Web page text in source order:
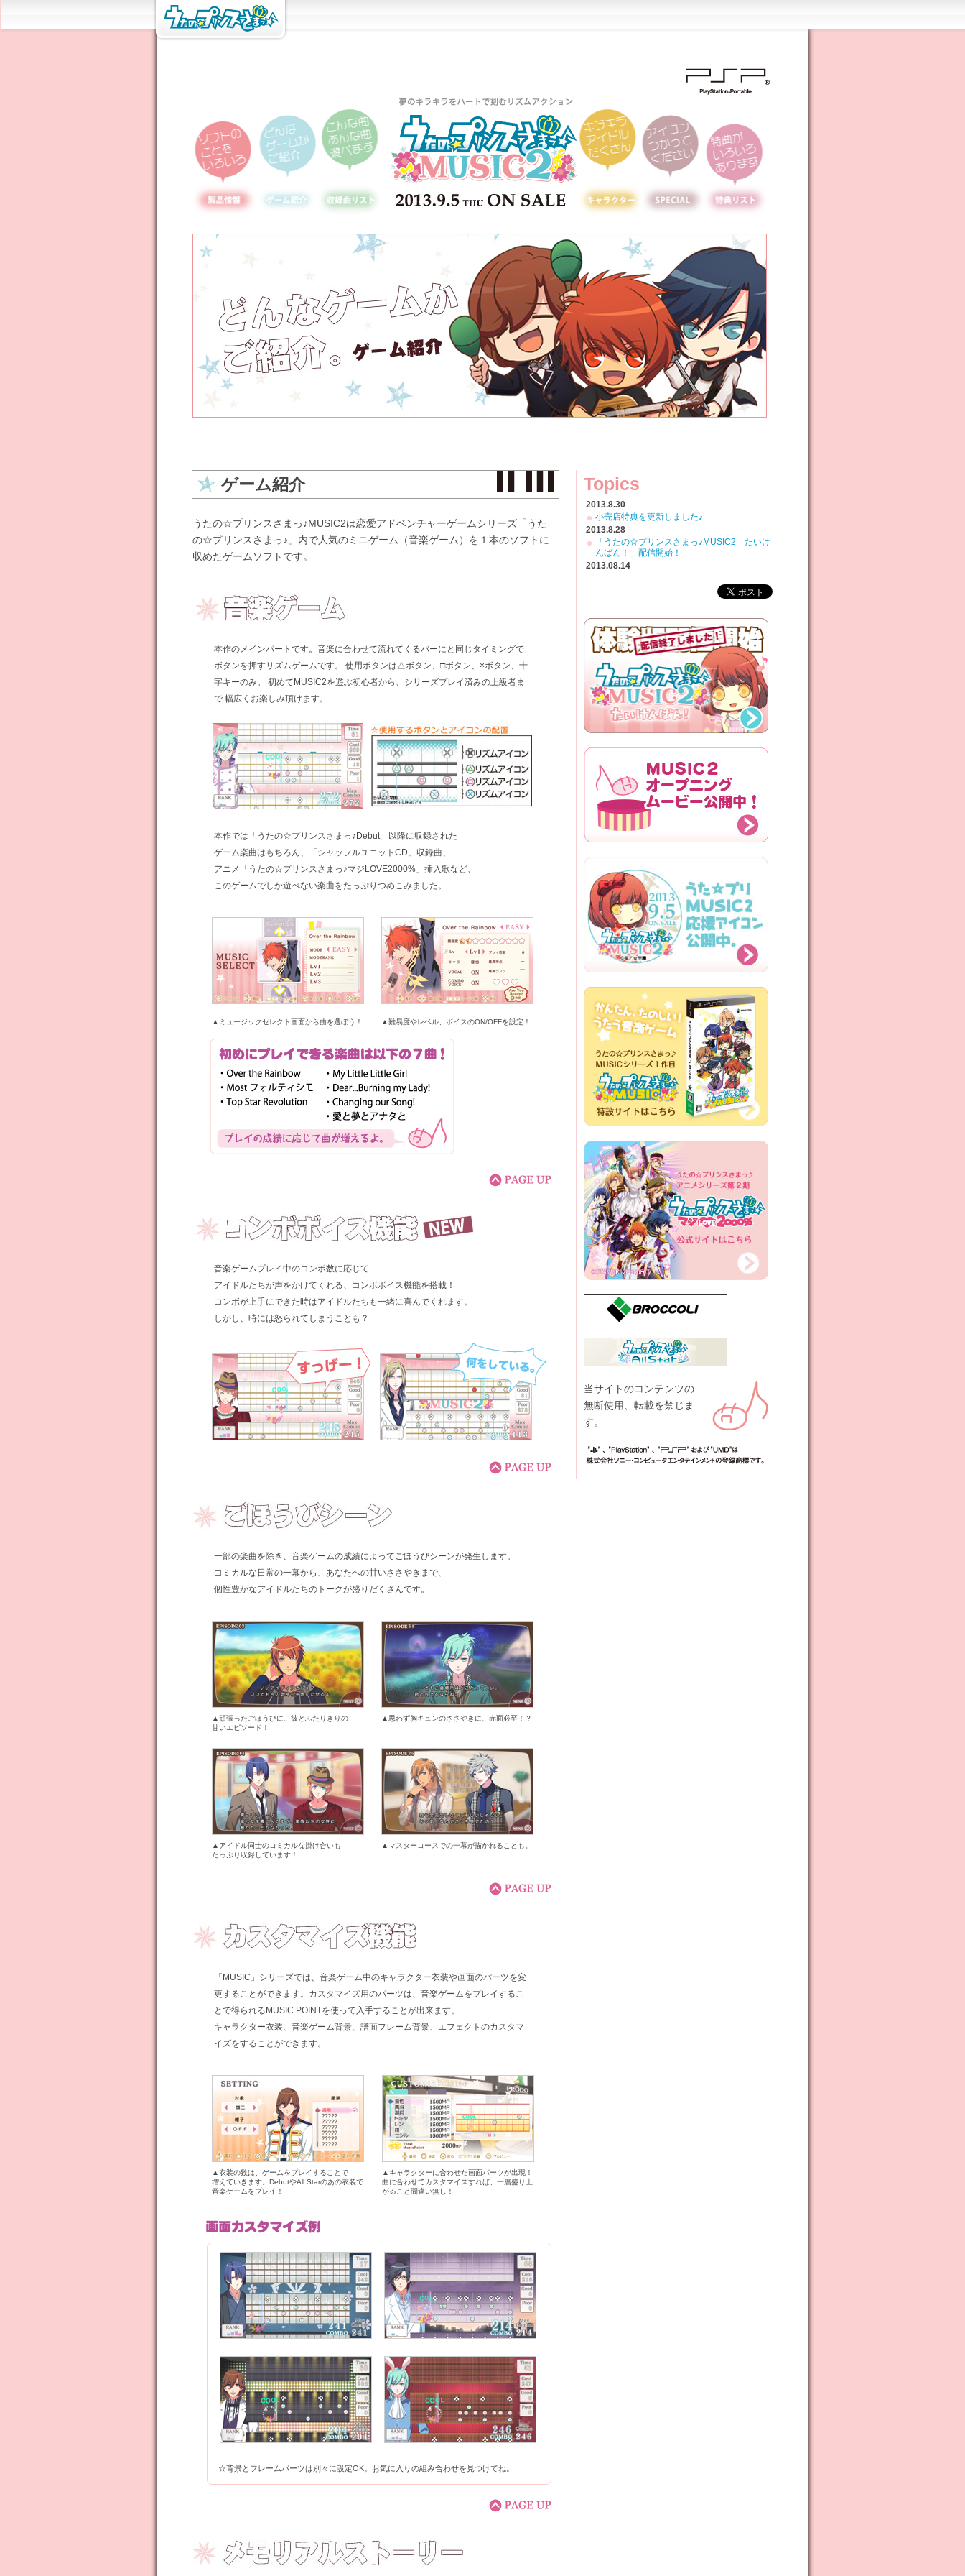
ゲーム紹介
うたの☆プリンスさまっ♪MUSIC2は恋愛アドベンチャーゲームシリーズ「うた
の☆プリンスさまっ♪」内で人気のミニゲーム（音楽ゲーム）を１本のソフトに
収めたゲームソフトです。
本作のメインパートです。音楽に合わせて流れてくるバーにと同じタイミングで
ボタンを押すリズムゲームです。 使用ボタンは△ボタン、□ボタン、×ボタン、十
字キーのみ。 初めてMUSIC2を遊ぶ初心者から、シリーズプレイ済みの上級者ま
で 幅広くお楽しみ頂けます。
本作では「うたの☆プリンスさまっ♪Debut」以降に収録された
ゲーム楽曲はもちろん、「シャッフルユニットCD」収録曲、
アニメ「うたの☆プリンスさまっ♪マジLOVE2000%」挿入歌など、
このゲームでしか遊べない楽曲をたっぷりつめこみました。
▲ミュージックセレクト画面から曲を選ぼう！ ▲難易度やレベル、ボイスのON/OFFを設定！
音楽ゲームプレイ中のコンボ数に応じて
アイドルたちが声をかけてくれる、コンボボイス機能を搭載！
コンボが上手にできた時はアイドルたちも一緒に喜んでくれます。
しかし、時には怒られてしまうことも？
一部の楽曲を除き、音楽ゲームの成績によってごほうびシーンが発生します。
コミカルな日常の一幕から、あなたへの甘いささやきまで、
個性豊かなアイドルたちのトークが盛りだくさんです。
▲頑張ったごほうびに、彼とふたりきりの
甘いエピソード！
▲思わず胸キュンのささやきに、赤面必至！？
▲アイドル同士のコミカルな掛け合いも
たっぷり収録しています！
▲マスターコースでの一幕が描かれることも。
「MUSIC」シリーズでは、音楽ゲーム中のキャラクター衣装や画面のパーツを変
更することができます。カスタマイズ用のパーツは、音楽ゲームをプレイするこ
とで得られるMUSIC POINTを使って入手することが出来ます。
キャラクター衣装、音楽ゲーム背景、譜面フレーム背景、エフェクトのカスタマ
イズをすることができます。
▲衣装の数は、ゲームをプレイすることで
増えていきます。DebutやAll Starのあの衣装で
音楽ゲームをプレイ！
▲キャラクターに合わせた画面パーツが出現！
曲に合わせてカスタマイズすれば、一層盛り上
がること間違い無し！
☆背景とフレームパーツは別々に設定OK。お気に入りの組み合わせを見つけてね。
Topics
2013.8.30
小売店特典を更新しました♪
2013.8.28
「うたの☆プリンスさまっ♪MUSIC2 たいけ
んばん！」配信開始！
2013.08.14
2013.07.23
『うたの☆プリンスさまっ♪MUSIC2』OPム
ービーを公開しました♪
2013.07.19
小売店特典を更新しました♪
初回限定 ゴーゴーBOXの詳細を公開♪
2013.06.28
早期予約特典「シャイニング事務所エンブレ
ムアクセサリー」の画像公開！
2013.06.10
収録曲リストを全曲公開！
初回限定ゴーゴーBOX 特典CDの収録曲を公
開！
初回限定ゴーゴーBOXのジャケットイラスト
を公開！
2013.05.20
応援バナーの配布を始めました。
キャラクターページを公開しました。
当サイトのコンテンツの
無断使用、転載を禁じま
す。